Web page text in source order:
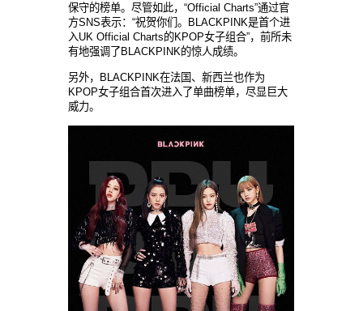
保守的榜单。尽管如此，“Official Charts”通过官
方SNS表示：“祝贺你们。BLACKPINK是首个进
入UK Official Charts的KPOP女子组合”，前所未
有地强调了BLACKPINK的惊人成绩。
另外，BLACKPINK在法国、新西兰也作为
KPOP女子组合首次进入了单曲榜单，尽显巨大
威力。